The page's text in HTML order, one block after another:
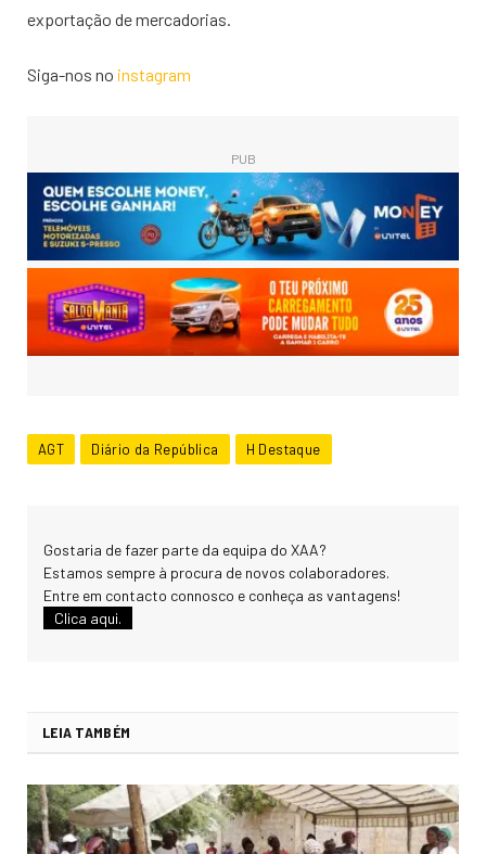
exportação de mercadorias.
Siga-nos no instagram
PUB
AGT Diário da República H Destaque
Gostaria de fazer parte da equipa do XAA?
Estamos sempre à procura de novos colaboradores.
Entre em contacto connosco e conheça as vantagens!
Clica aqui.
LEIA TAMBÉM